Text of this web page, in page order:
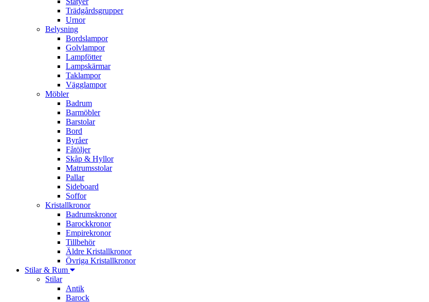
Trädgårdsgrupper
Urnor
Belysning
Bordslampor
Golvlampor
Lampfötter
Lampskärmar
Taklampor
Vägglampor
Möbler
Badrum
Barmöbler
Barstolar
Bord
Byråer
Fåtöljer
Skåp & Hyllor
Matrumsstolar
Pallar
Sideboard
Soffor
Kristallkronor
Badrumskronor
Barockkronor
Empirekronor
Tillbehör
Äldre Kristallkronor
Övriga Kristallkronor
Stilar & Rum
Stilar
Antik
Barock